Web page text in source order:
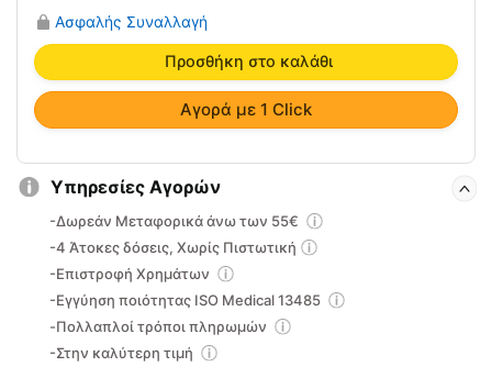
Αγορά με 1 Click
Κύφωσης
AC–
1072
ποσότητα
Ασφαλής Συναλλαγή
Προσθήκη στο καλάθι
Υπηρεσίες Αγορών
-Δωρεάν Μεταφορικά άνω των 55€
-4 Άτοκες δόσεις, Χωρίς Πιστωτική
-Επιστροφή Χρημάτων
-Εγγύηση ποιότητας ISO Medical 13485
-Πολλαπλοί τρόποι πληρωμών
-Στην καλύτερη τιμή